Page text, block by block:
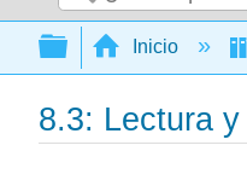
Buscar
Expandir/
Inicio
8.3: Lectura